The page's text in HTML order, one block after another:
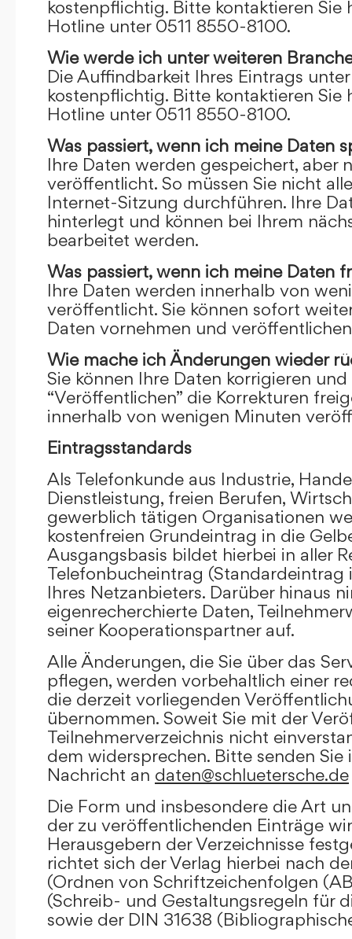
kostenpflichtig. Bitte kontaktieren Sie
Hotline unter 0511 8550-8100.
Wie werde ich unter weiteren
Die Auffindbarkeit Ihres Eintrags
kostenpflichtig. Bitte kontaktieren Sie
Hotline unter 0511 8550-8100.
Was passiert, wenn ich meine Daten
Ihre Daten werden gespeichert, aber
veröffentlicht. So müssen Sie nicht
Internet-Sitzung durchführen. Ihre
hinterlegt und können bei Ihrem
bearbeitet werden.
Was passiert, wenn ich meine Daten
Ihre Daten werden innerhalb von
veröffentlicht. Sie können sofort
Daten vornehmen und
Wie mache ich Änderungen wieder
Sie können Ihre Daten korrigieren
“Veröffentlichen” die Korrekturen
innerhalb von wenigen Minuten
Eintragsstandards
Als Telefonkunde aus Industrie,
Dienstleistung, freien Berufen,
gewerblich tätigen Organisationen
kostenfreien Grundeintrag in die
Ausgangsbasis bildet hierbei in aller
Telefonbucheintrag (Standardeintrag
Ihres Netzanbieters. Darüber hinaus
eigenrecherchierte Daten,
seiner Kooperationspartner auf.
Alle Änderungen, die Sie über das
pflegen, werden vorbehaltlich einer
die derzeit vorliegenden
übernommen. Soweit Sie mit der
Teilnehmerverzeichnis nicht
dem widersprechen. Bitte senden Sie
Nachricht an daten@schluetersche.de
Die Form und insbesondere die Art
der zu veröffentlichenden Einträge
Herausgebern der Verzeichnisse
richtet sich der Verlag hierbei nach
(Ordnen von Schriftzeichenfolgen
(Schreib- und Gestaltungsregeln für
sowie der DIN 31638